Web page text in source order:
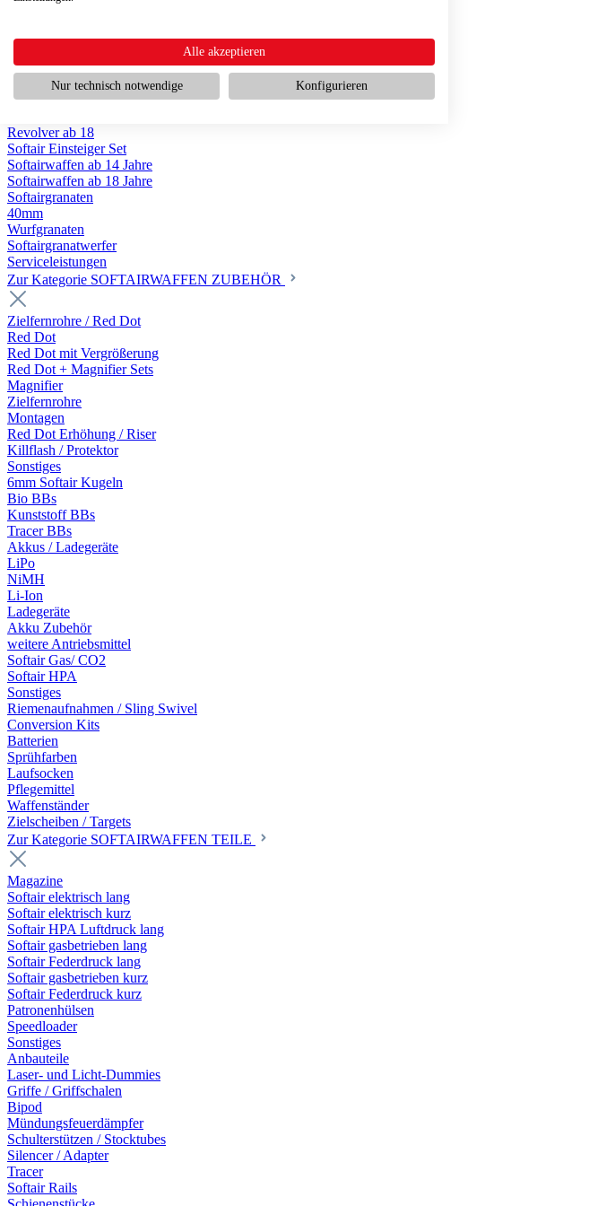
Scharfschützengewehr ab 18
Softair Pistolen
Softair Pistolen elektrisch ab 14
Softair Pistolen Federdruck ab 14
Softair Pistolen HPA Luftdruck ab 18
Revolver ab 18
Softair Einsteiger Set
Softairwaffen ab 14 Jahre
Softairwaffen ab 18 Jahre
Softairgranaten
40mm
Wurfgranaten
Softairgranatwerfer
Serviceleistungen
Zur Kategorie SOFTAIRWAFFEN ZUBEHÖR
Zielfernrohre / Red Dot
Red Dot
Red Dot mit Vergrößerung
Red Dot + Magnifier Sets
Magnifier
Zielfernrohre
Montagen
Red Dot Erhöhung / Riser
Killflash / Protektor
Sonstiges
6mm Softair Kugeln
Bio BBs
Kunststoff BBs
Tracer BBs
Akkus / Ladegeräte
LiPo
NiMH
Li-Ion
Ladegeräte
Akku Zubehör
weitere Antriebsmittel
Softair Gas/ CO2
Softair HPA
Sonstiges
Riemenaufnahmen / Sling Swivel
Conversion Kits
Batterien
Sprühfarben
Laufsocken
Pflegemittel
Waffenständer
Zielscheiben / Targets
Zur Kategorie SOFTAIRWAFFEN TEILE
Magazine
Softair elektrisch lang
Softair elektrisch kurz
Softair HPA Luftdruck lang
Softair gasbetrieben lang
Softair Federdruck lang
Softair gasbetrieben kurz
Softair Federdruck kurz
Patronenhülsen
Speedloader
Sonstiges
Anbauteile
Laser- und Licht-Dummies
Griffe / Griffschalen
Bipod
Mündungsfeuerdämpfer
Schulterstützen / Stocktubes
Silencer / Adapter
Tracer
Softair Rails
Alle akzeptieren
Nur technisch notwendige Konfigurieren